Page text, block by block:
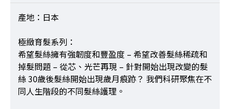
產地：日本
極緻育髮系列：
希望髮絲擁有強韌度和豐盈度 – 希望改善髮絲稀疏和
掉髮問題 – 從芯、光芒再現 – 針對開始出現改變的髮
絲 30歲後髮絲開始出現歲月痕跡？ 我們科研聚焦在不
同人生階段的不同髮絲護理。